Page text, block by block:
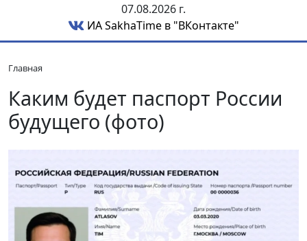
07.08.2026 г.
ИА SakhaTime в "ВКонтакте"
Главная
Каким будет паспорт России
будущего (фото)